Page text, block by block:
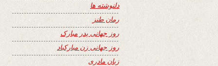
دلنوشته ها
رمان طنز
روز جهانی پدر مبارک
روز جهانی زن مبارکباد
زبان مادری